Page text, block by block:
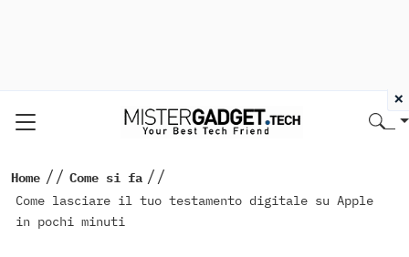
Home // Come si fa //
Come lasciare il tuo testamento digitale su Apple
in pochi minuti
×